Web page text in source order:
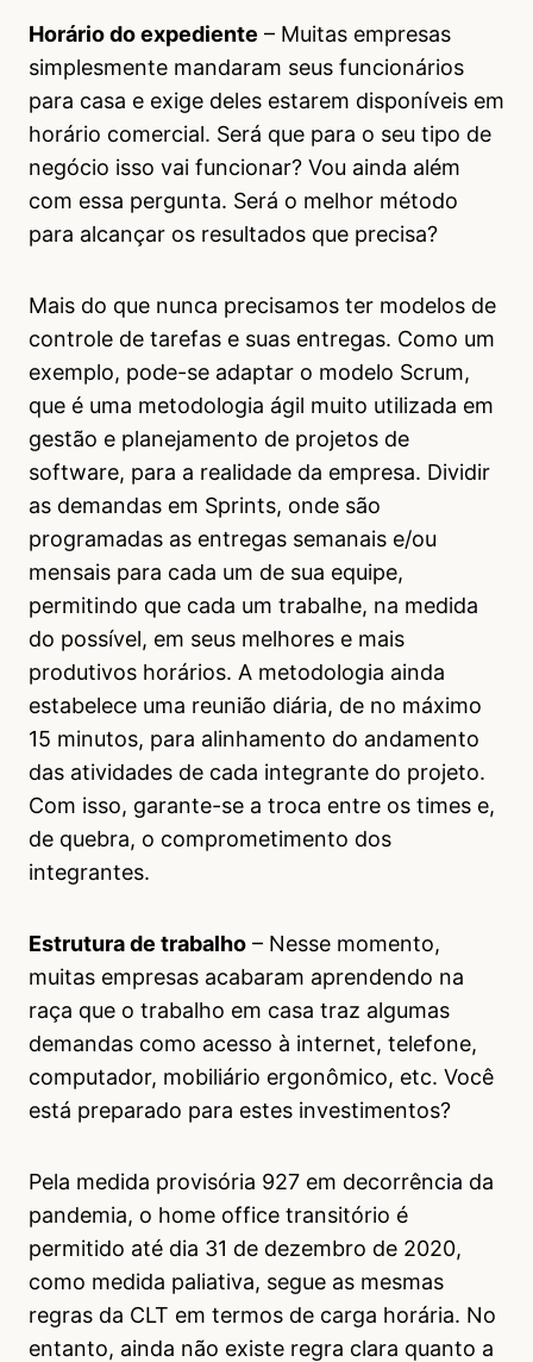
Horário do expediente – Muitas empresas
simplesmente mandaram seus funcionários
para casa e exige deles estarem disponíveis em
horário comercial. Será que para o seu tipo de
negócio isso vai funcionar? Vou ainda além
com essa pergunta. Será o melhor método
para alcançar os resultados que precisa?
Mais do que nunca precisamos ter modelos de
controle de tarefas e suas entregas. Como um
exemplo, pode-se adaptar o modelo Scrum,
que é uma metodologia ágil muito utilizada em
gestão e planejamento de projetos de
software, para a realidade da empresa. Dividir
as demandas em Sprints, onde são
programadas as entregas semanais e/ou
mensais para cada um de sua equipe,
permitindo que cada um trabalhe, na medida
do possível, em seus melhores e mais
produtivos horários. A metodologia ainda
estabelece uma reunião diária, de no máximo
15 minutos, para alinhamento do andamento
das atividades de cada integrante do projeto.
Com isso, garante-se a troca entre os times e,
de quebra, o comprometimento dos
integrantes.
Estrutura de trabalho – Nesse momento,
muitas empresas acabaram aprendendo na
raça que o trabalho em casa traz algumas
demandas como acesso à internet, telefone,
computador, mobiliário ergonômico, etc. Você
está preparado para estes investimentos?
Pela medida provisória 927 em decorrência da
pandemia, o home office transitório é
permitido até dia 31 de dezembro de 2020,
como medida paliativa, segue as mesmas
regras da CLT em termos de carga horária. No
entanto, ainda não existe regra clara quanto a